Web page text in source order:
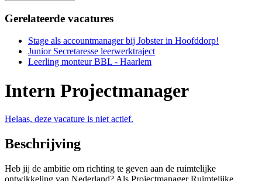
Gerelateerde vacatures
Stage als accountmanager bij Jobster in Hoofddorp!
Junior Secretaresse leerwerktraject
Leerling monteur BBL - Haarlem
Intern Projectmanager
Helaas, deze vacature is niet actief.
Beschrijving
Heb jij de ambitie om richting te geven aan de ruimtelijke
ontwikkeling van Nederland? Als Projectmanager Ruimtelijke